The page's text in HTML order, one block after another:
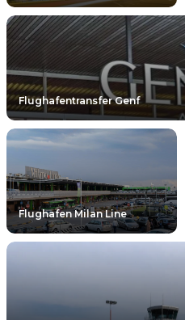
Flughafentransfer Genf
Flughafen Milan Line